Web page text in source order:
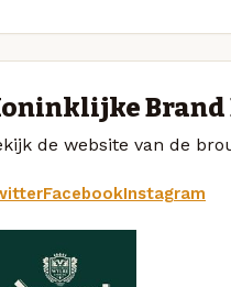
de website van de
FacebookInstagram